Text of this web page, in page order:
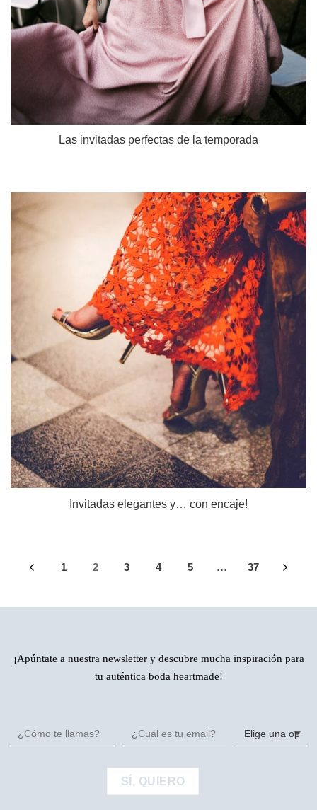
Las invitadas perfectas de la temporada
Invitadas elegantes y… con encaje!
1 2 3 4 5 … 37
¡Apúntate a nuestra newsletter y descubre mucha inspiración para
tu auténtica boda heartmade!